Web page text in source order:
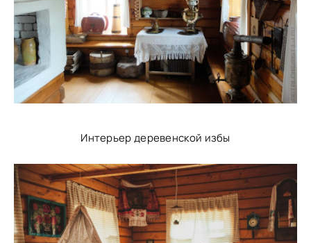
Интерьер деревенской избы